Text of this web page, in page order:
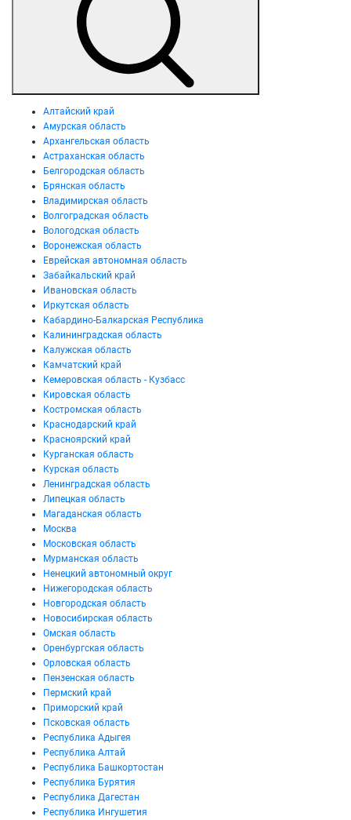
Алтайский край
Амурская область
Архангельская область
Астраханская область
Белгородская область
Брянская область
Владимирская область
Волгоградская область
Вологодская область
Воронежская область
Еврейская автономная область
Забайкальский край
Ивановская область
Иркутская область
Кабардино-Балкарская Республика
Калининградская область
Калужская область
Камчатский край
Кемеровская область - Кузбасс
Кировская область
Костромская область
Краснодарский край
Красноярский край
Курганская область
Курская область
Ленинградская область
Липецкая область
Магаданская область
Москва
Московская область
Мурманская область
Ненецкий автономный округ
Нижегородская область
Новгородская область
Новосибирская область
Омская область
Оренбургская область
Орловская область
Пензенская область
Пермский край
Приморский край
Псковская область
Республика Адыгея
Республика Алтай
Республика Башкортостан
Республика Бурятия
Республика Дагестан
Республика Ингушетия